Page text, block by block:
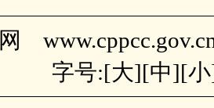
字号:[大][中][小